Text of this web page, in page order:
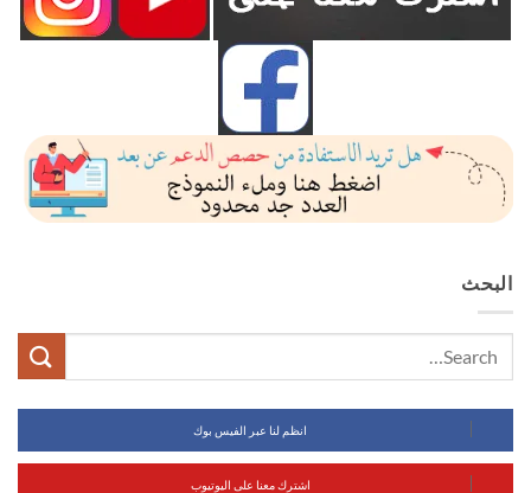
البحث
انظم لنا عبر الفيس بوك
اشترك معنا على اليوتيوب